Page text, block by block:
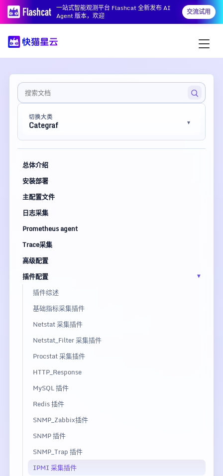
一站式智能观测平台 Flashcat 全新发布 AI
Agent 版本，欢迎
交流试用
切换大类
Categraf
总体介绍
安装部署
主配置文件
日志采集
Prometheus agent
Trace采集
高级配置
插件配置
插件综述
基础指标采集插件
Netstat 采集插件
Netstat_Filter 采集插件
Procstat 采集插件
HTTP_Response
MySQL 插件
Redis 插件
SNMP_Zabbix插件
SNMP 插件
SNMP_Trap 插件
IPMI 采集插件